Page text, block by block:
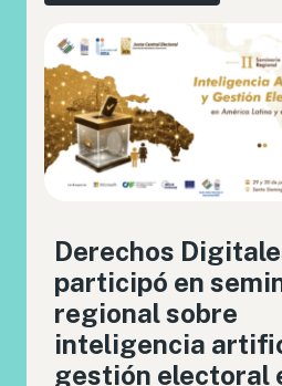
Derechos
participó en
regional sobre
inteligencia
gestión electoral